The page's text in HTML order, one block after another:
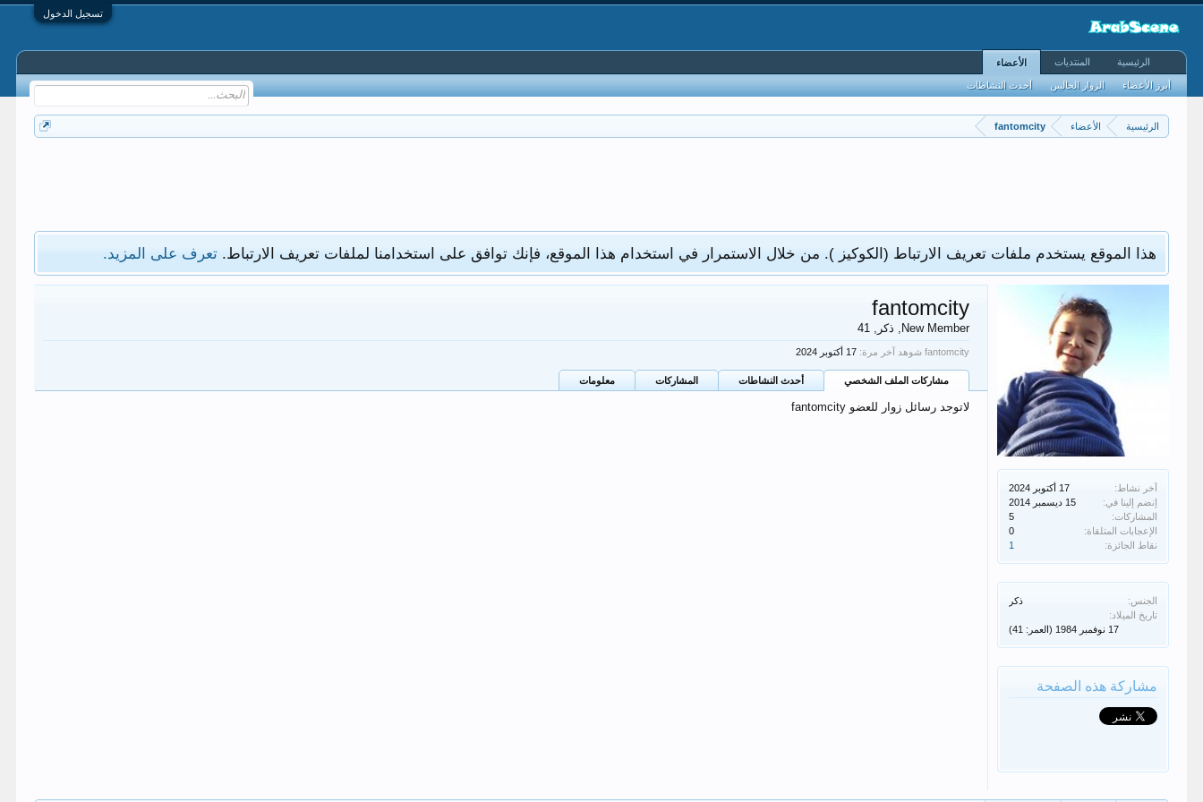
تسجيل الدخول
الرئيسية الأعضاء fantomcity
هذا الموقع يستخدم ملفات تعريف الارتباط (الكوكيز ). من خلال الاستمرار في استخدام هذا الموقع، فإنك توافق على استخدامنا لملفات تعريف الارتباط.تعرف على المزيد.
آخر نشاط:
‏17 أكتوبر 2024
إنضم إلينا في:
‏15 ديسمبر 2014
المشاركات:
5
الإعجابات المتلقاة:
0
نقاط الجائزة:
1
الجنس:
ذكر
تاريخ الميلاد:
‏17 نوفمبر 1984
(العمر: 41)
مشاركة هذه الصفحة
fantomcity
New Member , ذكر, 41
fantomcity شوهد آخر مرة: ‏17 أكتوبر 2024
مشاركات الملف الشخصي أحدث النشاطات المشاركات معلومات
لاتوجد رسائل زوار للعضو fantomcity
الرئيسية المنتديات الأعضاء
أبرز الأعضاء الزوار الحاليين أحدث النشاطات